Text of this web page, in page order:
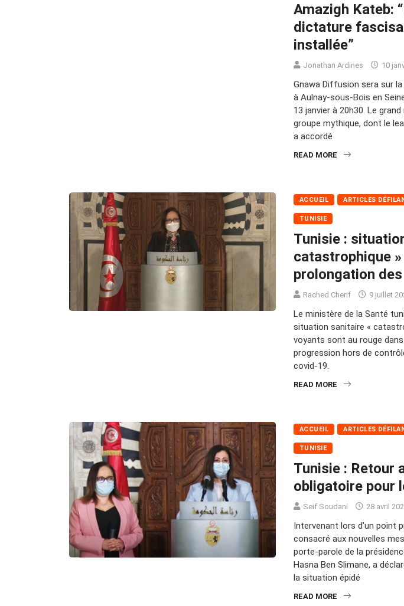
Amazigh Kateb:
dictature
installée”
Jonathan Ardines 10
Gnawa Diffusion sera sur
à Aulnay-sous-Bois en
13 janvier à 20h30. Le
groupe mythique, dont le
a accordé
READ MORE
ACCUEIL ARTICLES
TUNISIE
Tunisie :
catastrophique
prolongation
Rached Cherif 9 juillet
Le ministère de la Santé
situation sanitaire «
voyants sont au rouge
progression hors de
covid-19.
READ MORE
ACCUEIL ARTICLES
TUNISIE
Tunisie : Retour
obligatoire pour
Seif Soudani 28 avril
Intervenant lors d’un point
consacré aux nouvelles
porte-parole de la
Hasna Ben Slimane, a
la situation épidé
READ MORE